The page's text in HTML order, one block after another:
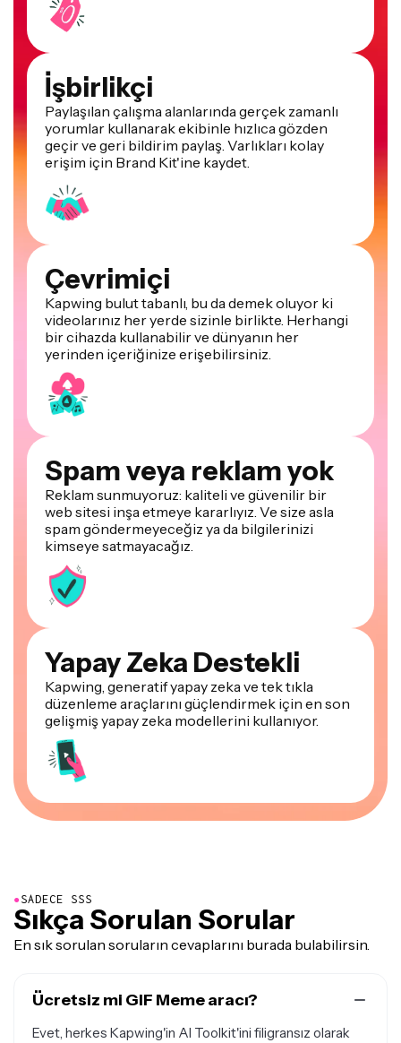
İşbirlikçi
Paylaşılan çalışma alanlarında gerçek zamanlı
yorumlar kullanarak ekibinle hızlıca gözden
geçir ve geri bildirim paylaş. Varlıkları kolay
erişim için Brand Kit'ine kaydet.
Çevrimiçi
Kapwing bulut tabanlı, bu da demek oluyor ki
videolarınız her yerde sizinle birlikte. Herhangi
bir cihazda kullanabilir ve dünyanın her
yerinden içeriğinize erişebilirsiniz.
Spam veya reklam yok
Reklam sunmuyoruz: kaliteli ve güvenilir bir
web sitesi inşa etmeye kararlıyız. Ve size asla
spam göndermeyeceğiz ya da bilgilerinizi
kimseye satmayacağız.
Yapay Zeka Destekli
Kapwing, generatif yapay zeka ve tek tıkla
düzenleme araçlarını güçlendirmek için en son
gelişmiş yapay zeka modellerini kullanıyor.
●SADECE SSS
Sıkça Sorulan Sorular
En sık sorulan soruların cevaplarını burada bulabilirsin.
Ücretsiz mi GIF Meme aracı?
Evet, herkes Kapwing'in AI Toolkit'ini filigransız olarak